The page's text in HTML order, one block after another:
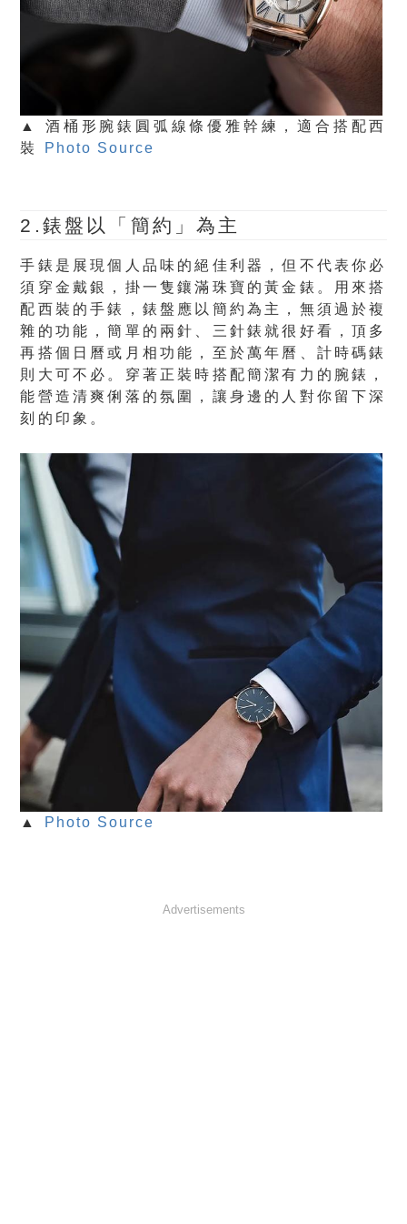
▲ 酒桶形腕錶圓弧線條優雅幹練，適合搭配西
裝
Photo Source
2.錶盤以「簡約」為主
手錶是展現個人品味的絕佳利器，但不代表你必
須穿金戴銀，掛一隻鑲滿珠寶的黃金錶。用來搭
配西裝的手錶，錶盤應以簡約為主，無須過於複
雜的功能，簡單的兩針、三針錶就很好看，頂多
再搭個日曆或月相功能，至於萬年曆、計時碼錶
則大可不必。穿著正裝時搭配簡潔有力的腕錶，
能營造清爽俐落的氛圍，讓身邊的人對你留下深
刻的印象。
▲ Photo Source
Advertisements